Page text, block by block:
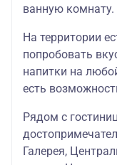
ванную комнату.
На территории
попробовать
напитки на
есть
Рядом с
Галерея,